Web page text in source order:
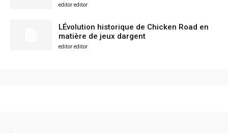
editor editor
LÉvolution historique de Chicken Road en
matière de jeux dargent
editor editor